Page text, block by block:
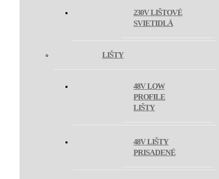
230V LIŠTOVÉ
SVIETIDLÁ
LIŠTY
48V LOW
PROFILE
LIŠTY
48V LIŠTY
PRISADENÉ